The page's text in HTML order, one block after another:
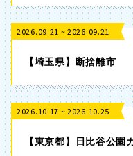
2026.09.21 ~ 2026.09.21
【埼玉県】断捨離市
2026.10.17 ~ 2026.10.25
【東京都】日比谷公園